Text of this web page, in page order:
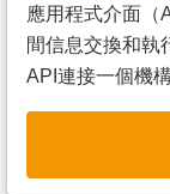
應用程式介面（
間信息交換和執
API連接一個機